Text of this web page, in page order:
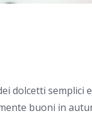
dolcetti semplici e
buoni in